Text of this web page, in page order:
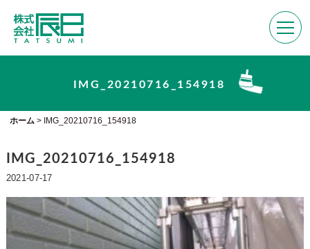
IMG_20210716_154918
ホーム> IMG_20210716_154918
IMG_20210716_154918
2021-07-17